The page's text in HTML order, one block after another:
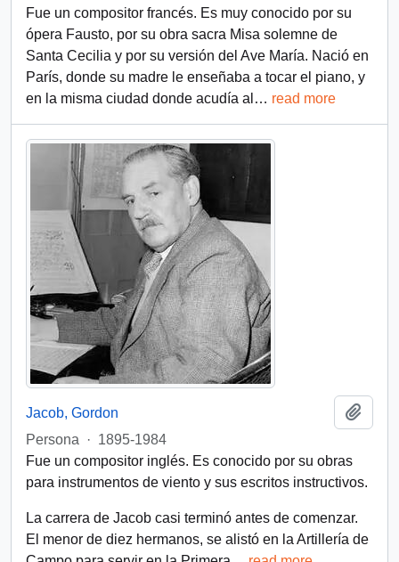
Fue un compositor francés. Es muy conocido por su
ópera Fausto, por su obra sacra Misa solemne de
Santa Cecilia y por su versión del Ave María. Nació en
París, donde su madre le enseñaba a tocar el piano, y
en la misma ciudad donde acudía al … read more
Jacob, Gordon
Persona
· 1895-1984
Fue un compositor inglés. Es conocido por su obras
para instrumentos de viento y sus escritos instructivos.
La carrera de Jacob casi terminó antes de comenzar.
El menor de diez hermanos, se alistó en la Artillería de